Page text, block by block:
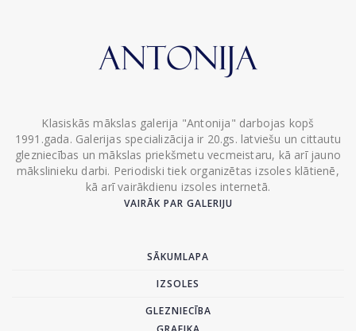
Klasiskās mākslas galerija "Antonija" darbojas kopš
1991.gada. Galerijas specializācija ir 20.gs. latviešu un cittautu
glezniecības un mākslas priekšmetu vecmeistaru, kā arī jauno
mākslinieku darbi. Periodiski tiek organizētas izsoles klātienē,
kā arī vairākdienu izsoles internetā.
VAIRĀK PAR GALERIJU
SĀKUMLAPA
IZSOLES
GLEZNIECĪBA